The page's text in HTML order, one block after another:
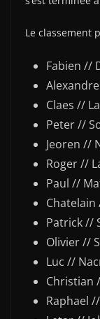
Le classement
Fabien //
Claes //
Peter //
Jeoren //
Roger //
Paul //
Patrick //
Olivier //
Luc //
Christian
Raphael